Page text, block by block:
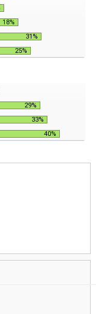
18%
31%
25%
29%
33%
40%